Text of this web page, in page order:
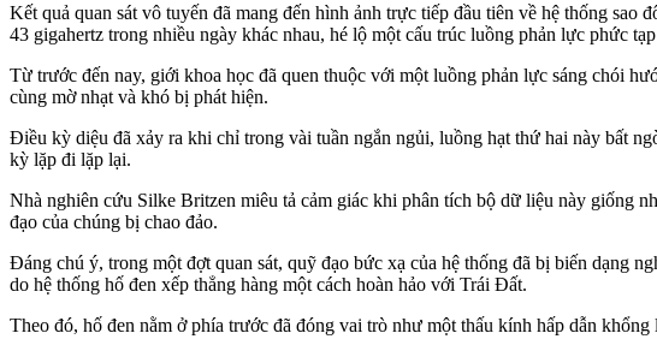
Kết quả quan sát vô tuyến đã mang đến hình ảnh trực tiếp đầu tiên về hệ thống
43 gigahertz trong nhiều ngày khác nhau, hé lộ một cấu trúc luồng phản lực phức
Từ trước đến nay, giới khoa học đã quen thuộc với một luồng phản lực sáng chói
cùng mờ nhạt và khó bị phát hiện.
Điều kỳ diệu đã xảy ra khi chỉ trong vài tuần ngắn ngủi, luồng hạt thứ hai này bất
kỳ lặp đi lặp lại.
Nhà nghiên cứu Silke Britzen miêu tả cảm giác khi phân tích bộ dữ liệu này giống
đạo của chúng bị chao đảo.
Đáng chú ý, trong một đợt quan sát, quỹ đạo bức xạ của hệ thống đã bị biến dạng
do hệ thống hố đen xếp thẳng hàng một cách hoàn hảo với Trái Đất.
Theo đó, hố đen nằm ở phía trước đã đóng vai trò như một thấu kính hấp dẫn